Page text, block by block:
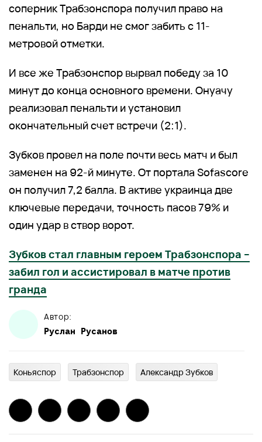
соперник Трабзонспора получил право на
пенальти, но Барди не смог забить с 11-
метровой отметки.
И все же Трабзонспор вырвал победу за 10
минут до конца основного времени. Онуачу
реализовал пенальти и установил
окончательный счет встречи (2:1).
Зубков провел на поле почти весь матч и был
заменен на 92-й минуте. От портала Sofascore
он получил 7,2 балла. В активе украинца две
ключевые передачи, точность пасов 79% и
один удар в створ ворот.
Зубков стал главным героем Трабзонспора –
забил гол и ассистировал в матче против
гранда
Автор:
Руслан Русанов
Коньяспор Трабзонспор Александр Зубков